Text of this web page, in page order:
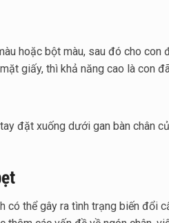
hoặc bột màu, sau đó cho
giấy, thì khả năng cao là con
đặt xuống dưới gan bàn chân
có thể gây ra tình trạng biến